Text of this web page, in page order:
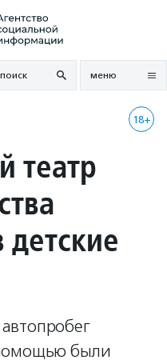
поиск меню
18+
театр
детские
были